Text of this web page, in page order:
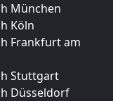
München
Köln
Frankfurt am
Stuttgart
Düsseldorf